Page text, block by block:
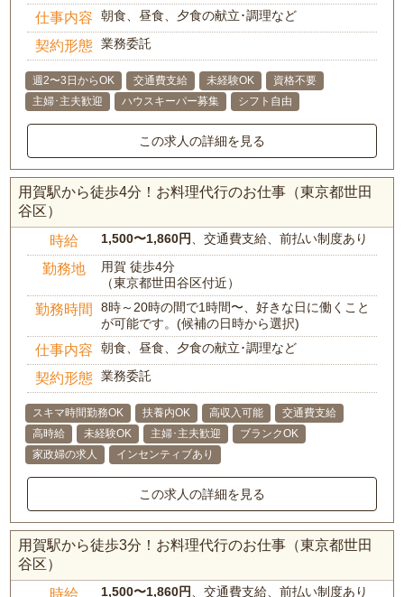
仕事内容 朝食、昼食、夕食の献立･調理など
契約形態 業務委託
週2〜3日からOK 交通費支給 未経験OK
資格不要
主婦･主夫歓迎
ハウスキーパー募集 シフト自由
この求人の詳細を見る
用賀駅から徒歩4分！お料理代行のお仕事（東京都世田
谷区）
時給 1,500〜1,860円 、交通費支給、前払い制度あり
勤務地
用賀 徒歩4分
（東京都世田谷区付近）
勤務時間
8時～20時の間で1時間〜、好きな日に働くこと
が可能です。(候補の日時から選択)
仕事内容 朝食、昼食、夕食の献立･調理など
契約形態 業務委託
スキマ時間勤務OK 扶養内OK 高収入可能
交通費支給
高時給
未経験OK 主婦･主夫歓迎
ブランクOK
家政婦の求人
インセンティブあり
この求人の詳細を見る
用賀駅から徒歩3分！お料理代行のお仕事（東京都世田
谷区）
時給 1,500〜1,860円 、交通費支給、前払い制度あり